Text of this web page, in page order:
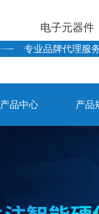
电子元器件
专业品牌代理服
产品中心 产品